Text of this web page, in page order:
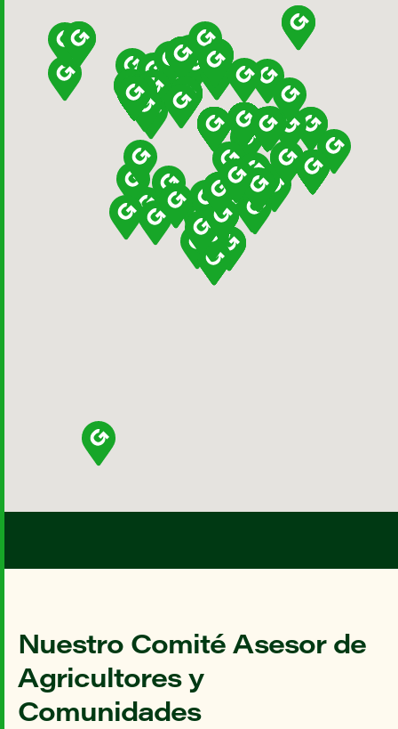
Nuestro Comité Asesor de
Agricultores y
Comunidades